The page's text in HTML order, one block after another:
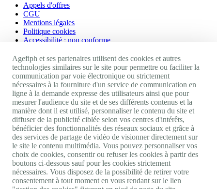
Appels d'offres
CGU
Mentions légales
Politique cookies
Accessibilité : non conforme
Nos autres sites
Site portail Agefiph
Activateur de progrès
Handinnov
Innovation et recherche
Université du RRH
Service AppuiPro
Nous suivre
Youtube
Linkedin
Facebook
Agefiph et ses partenaires utilisent des cookies et autres
technologies similaires sur le site pour permettre ou faciliter la
communication par voie électronique ou strictement
nécessaires à la fourniture d'un service de communication en
ligne à la demande expresse des utilisateurs ainsi que pour
mesurer l'audience du site et de ses différents contenus et la
manière dont il est utilisé, personnaliser le contenu du site et
diffuser de la publicité ciblée selon vos centres d'intérêts,
bénéficier des fonctionnalités des réseaux sociaux et grâce à
des services de partage de vidéo de visionner directement sur
le site le contenu multimédia. Vous pouvez personnaliser vos
choix de cookies, consentir ou refuser les cookies à partir des
boutons ci-dessous sauf pour les cookies strictement
nécessaires. Vous disposez de la possibilité de retirer votre
consentement à tout moment en vous rendant sur le lien